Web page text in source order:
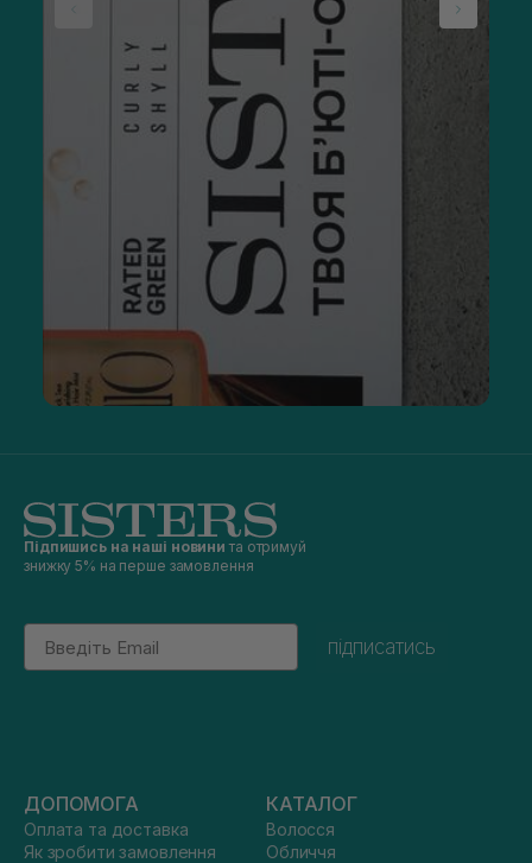
Підпишись на наші новини та отримуй
знижку 5% на перше замовлення
Email
підписатись
ДОПОМОГА
Оплата та доставка
Як зробити замовлення
КАТАЛОГ
Волосся
Обличчя